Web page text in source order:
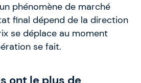
phénomène de marché
final dépend de la direction
se déplace au moment
se fait.